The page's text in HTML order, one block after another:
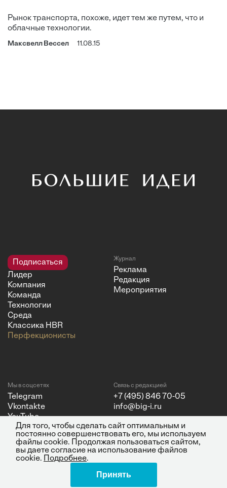
Рынок транспорта, похоже, идет тем же путем, что и
облачные технологии.
Максвелл Вессел 11.08.15
Подписаться
Лидер
Компания
Команда
Технологии
Среда
Классика HBR
Перфекционисты
Журнал
Реклама
Редакция
Мероприятия
Мы в соцсетях
Telegram
Vkontakte
YouTube
Связь с редакцией
+7 (495) 846 70-05
info@big-i.ru
Медиа"
Для того, чтобы сделать сайт оптимальным и
постоянно совершенствовать его, мы используем
файлы cookie. Продолжая пользоваться сайтом,
вы даете согласие на использование файлов
cookie.
Подробнее.
Принять